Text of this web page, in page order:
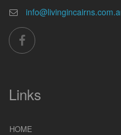
Links
HOME